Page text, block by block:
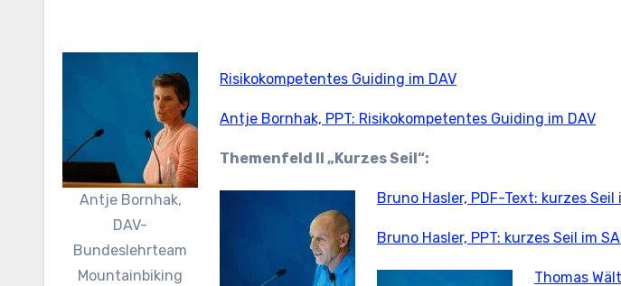
Antje Bornhak,
DAV-
Bundeslehrteam
Mountainbiking
Risikokompetentes Guiding im DAV
Antje Bornhak, PPT: Risikokompetentes Guiding im DAV
Themenfeld II „Kurzes Seil“:
Bruno Hasler, PDF-Text: kurzes Seil
Bruno Hasler, PPT: kurzes Seil im
Thomas